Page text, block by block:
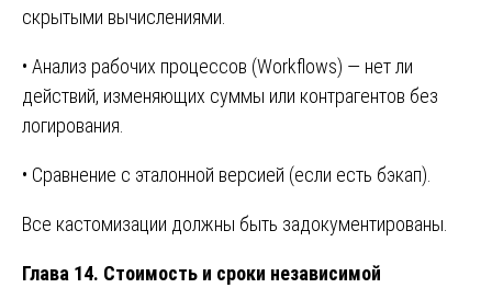
скрытыми вычислениями.
• Анализ рабочих процессов (Workflows) — нет ли
действий, изменяющих суммы или контрагентов без
логирования.
• Сравнение с эталонной версией (если есть бэкап).
Все кастомизации должны быть задокументированы.
Глава 14. Стоимость и сроки независимой